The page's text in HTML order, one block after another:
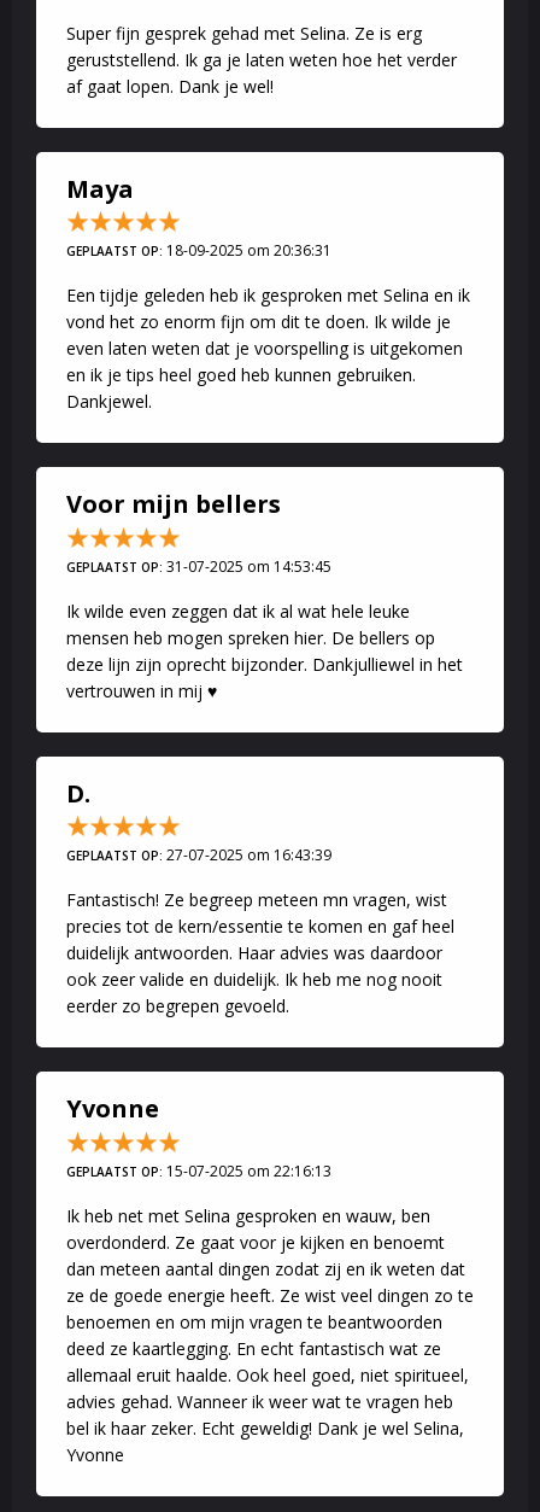
Super fijn gesprek gehad met Selina. Ze is erg
geruststellend. Ik ga je laten weten hoe het verder
af gaat lopen. Dank je wel!
Maya
GEPLAATST OP: 18-09-2025 om 20:36:31
Een tijdje geleden heb ik gesproken met Selina en ik
vond het zo enorm fijn om dit te doen. Ik wilde je
even laten weten dat je voorspelling is uitgekomen
en ik je tips heel goed heb kunnen gebruiken.
Dankjewel.
Voor mijn bellers
GEPLAATST OP: 31-07-2025 om 14:53:45
Ik wilde even zeggen dat ik al wat hele leuke
mensen heb mogen spreken hier. De bellers op
deze lijn zijn oprecht bijzonder. Dankjulliewel in het
vertrouwen in mij ♥️
D.
GEPLAATST OP: 27-07-2025 om 16:43:39
Fantastisch! Ze begreep meteen mn vragen, wist
precies tot de kern/essentie te komen en gaf heel
duidelijk antwoorden. Haar advies was daardoor
ook zeer valide en duidelijk. Ik heb me nog nooit
eerder zo begrepen gevoeld.
Yvonne
GEPLAATST OP: 15-07-2025 om 22:16:13
Ik heb net met Selina gesproken en wauw, ben
overdonderd. Ze gaat voor je kijken en benoemt
dan meteen aantal dingen zodat zij en ik weten dat
ze de goede energie heeft. Ze wist veel dingen zo te
benoemen en om mijn vragen te beantwoorden
deed ze kaartlegging. En echt fantastisch wat ze
allemaal eruit haalde. Ook heel goed, niet spiritueel,
advies gehad. Wanneer ik weer wat te vragen heb
bel ik haar zeker. Echt geweldig! Dank je wel Selina,
Yvonne